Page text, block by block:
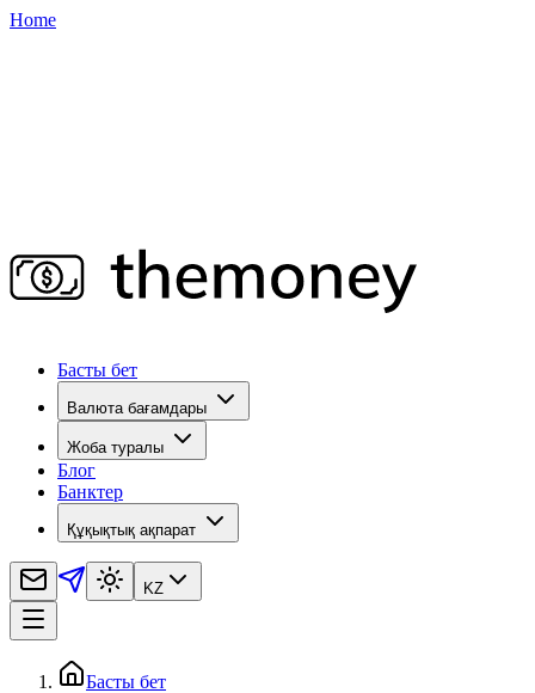
Home
Басты бет
Валюта бағамдары
Жоба туралы
Блог
Банктер
Құқықтық ақпарат
KZ
Басты бет